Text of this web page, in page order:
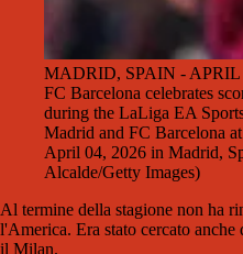
MADRID, SPAIN - APRIL
FC Barcelona celebrates
during the LaLiga EA
Madrid and FC Barcelona
April 04, 2026 in Madrid,
Alcalde/Getty Images)
Al termine della stagione non ha
l'America. Era stato cercato
il Milan.